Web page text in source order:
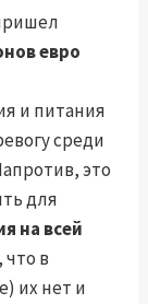
евро
и питания
среди
это
для
на всей
в
их нет и